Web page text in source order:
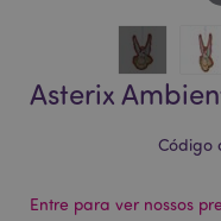
Asterix
Código
Entre para ver nossos